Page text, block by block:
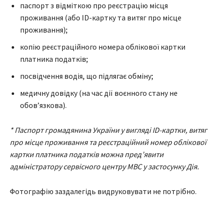
паспорт з відміткою про реєстрацію місця
проживання (або ID-картку та витяг про місце
проживання);
копію реєстраційного номера облікової картки
платника податків;
посвідчення водія, що підлягає обміну;
медичну довідку (на час дії воєнного стану не
обов’язкова).
* Паспорт громадянина України у вигляді ID-картки, витяг
про місце проживання та реєстраційний номер облікової
картки платника податків можна пред’явити
адміністратору сервісного центру МВС у застосунку Дія.
Фотографію заздалегідь видруковувати не потрібно.